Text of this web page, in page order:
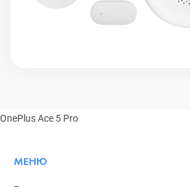
OnePlus Ace 5 Pro
МЕНЮ